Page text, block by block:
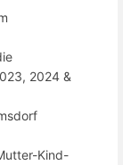
2024 &
Kind-